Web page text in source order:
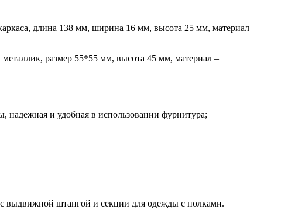
длина 138 мм, ширина 16 мм, высота 25 мм, материал
размер 55*55 мм, высота 45 мм, материал –
надежная и удобная в использовании фурнитура;
выдвижной штангой и секции для одежды с полками.